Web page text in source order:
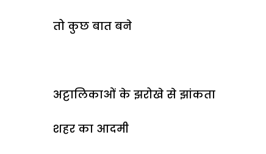
तो कुछ बात बने
अट्टालिकाओं के झरोखे से झांकता
शहर का आदमी